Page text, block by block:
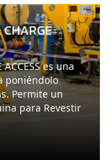
ACCESS es una
poniéndolo
Permite un
para Revestir